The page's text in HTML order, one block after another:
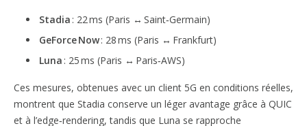
Stadia : 22 ms (Paris ↔ Saint‑Germain)
GeForce Now: 28 ms (Paris ↔ Frankfurt)
Luna : 25 ms (Paris ↔ Paris‑AWS)
Ces mesures, obtenues avec un client 5G en conditions réelles,
montrent que Stadia conserve un léger avantage grâce à QUIC
et à l’edge‑rendering, tandis que Luna se rapproche